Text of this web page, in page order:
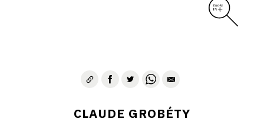
CLAUDE GROBÉTY